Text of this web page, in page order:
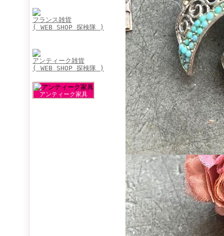
フランス雑貨
( WEB SHOP 探検隊 )
アンティーク雑貨
( WEB SHOP 探検隊 )
アンティーク家具